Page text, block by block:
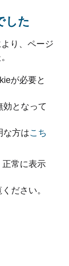
した
り、ページ
が必要と
効となって
な方はこち
正常に表示
ださい。